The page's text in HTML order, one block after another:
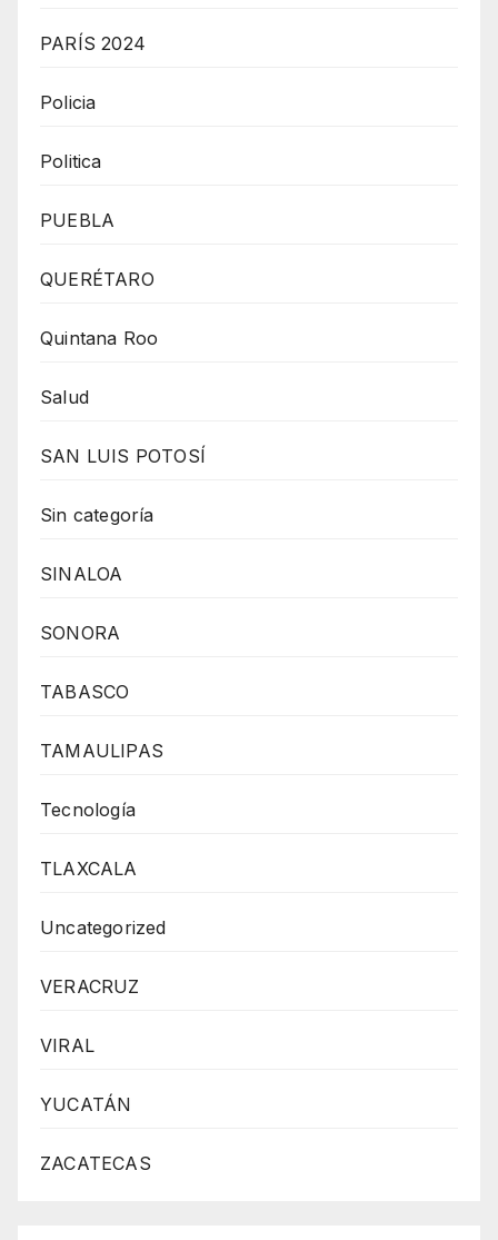
PARÍS 2024
Policia
Politica
PUEBLA
QUERÉTARO
Quintana Roo
Salud
SAN LUIS POTOSÍ
Sin categoría
SINALOA
SONORA
TABASCO
TAMAULIPAS
Tecnología
TLAXCALA
Uncategorized
VERACRUZ
VIRAL
YUCATÁN
ZACATECAS